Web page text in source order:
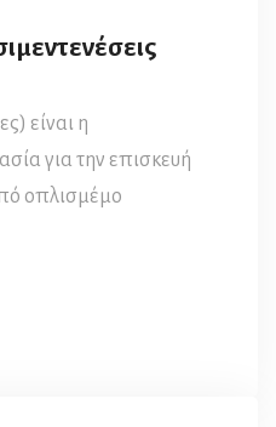
είναι η
για την επισκευή
οπλισμέμο